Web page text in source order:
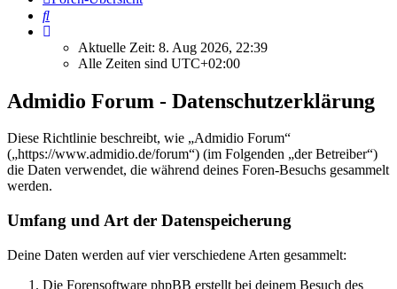
Suche
Aktuelle Zeit: 8. Aug 2026, 22:39
Alle Zeiten sind UTC+02:00
Admidio Forum - Datenschutzerklärung
Diese Richtlinie beschreibt, wie „Admidio Forum“
(„https://www.admidio.de/forum“) (im Folgenden „der Betreiber“)
die Daten verwendet, die während deines Foren-Besuchs gesammelt
werden.
Umfang und Art der Datenspeicherung
Deine Daten werden auf vier verschiedene Arten gesammelt:
Die Forensoftware phpBB erstellt bei deinem Besuch des